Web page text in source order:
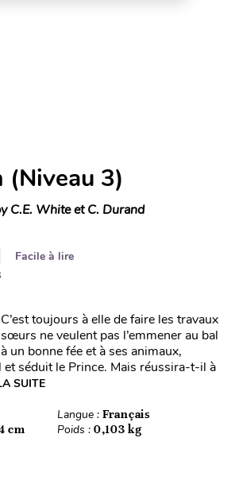
(Niveau 3)
C.E. White et C. Durand
Facile à lire
toujours à elle de faire les travaux
ne veulent pas l’emmener au bal
un bonne fée et à ses animaux,
et séduit le Prince. Mais réussira-t-il à
SUITE
Langue : Français
cm Poids : 0,103 kg